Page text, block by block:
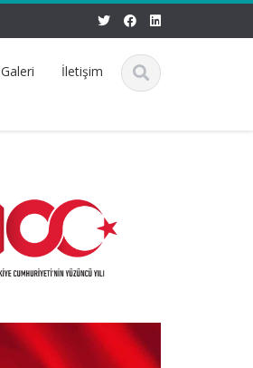
Galeri İletişim